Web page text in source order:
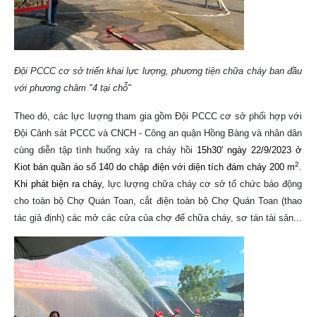
Đội PCCC cơ sở triển khai lực lượng, phương tiện chữa cháy ban đầu
với phương châm "4 tại chỗ"
Theo đó, các lực lượng tham gia gồm Đội PCCC cơ sở phối hợp với
Đội Cảnh sát PCCC và CNCH - Công an quận Hồng Bàng và nhân dân
cùng diễn tập tình huống xảy ra cháy hồi 15h30' ngày 22/9/2023 ở
Kiot bán quần áo số 140 do chập điện với diện tích đám cháy 200 m2
Khi phát biện ra cháy,
lực lượng chữa cháy cơ sở tổ chức báo động
cho toàn bộ Chợ Quán Toan, cắt điện toàn bộ Chợ Quán Toan (thao
tác giả định) các mở các cửa của chợ để chữa cháy, sơ tán tài sản...